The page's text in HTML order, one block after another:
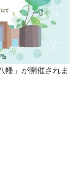
幡」が開催されま